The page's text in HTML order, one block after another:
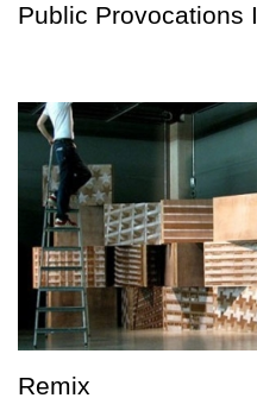
Public Provocations I
Remix